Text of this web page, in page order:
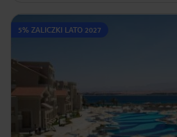
5% ZALICZKI LATO 2027